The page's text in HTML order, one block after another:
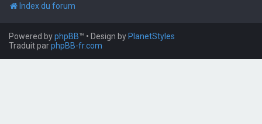
Index du forum
Powered byphpBB™ • Design by PlanetStyles
Traduit parphpBB-fr.com